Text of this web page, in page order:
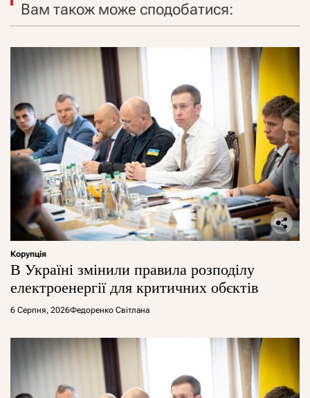
Вам також може сподобатися:
Корупція
В Україні змінили правила розподілу
електроенергії для критичних обєктів
6 Серпня, 2026Федоренко Світлана